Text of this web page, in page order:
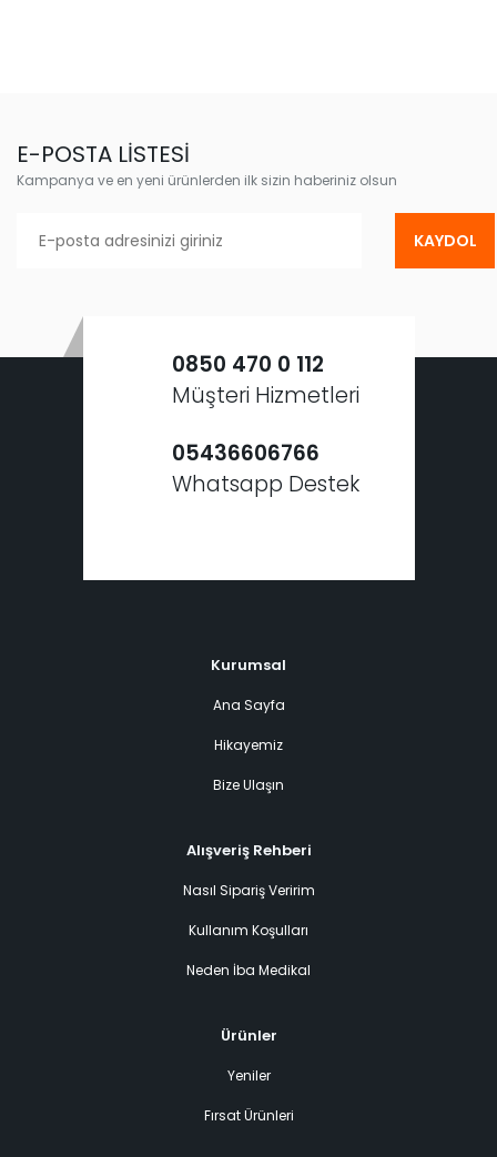
E-POSTA LİSTESİ
Kampanya ve en yeni ürünlerden ilk sizin haberiniz olsun
KAYDOL
0850 470 0 112
Müşteri Hizmetleri
05436606766
Whatsapp Destek
Kurumsal
Ana Sayfa
Hikayemiz
Bize Ulaşın
Alışveriş Rehberi
Nasıl Sipariş Veririm
Kullanım Koşulları
Neden İba Medikal
Ürünler
Yeniler
Fırsat Ürünleri